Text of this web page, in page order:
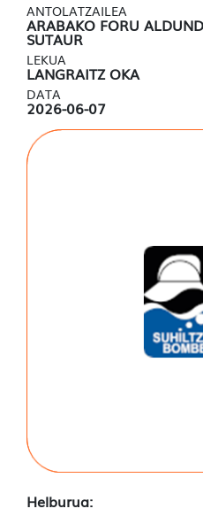
ANTOLATZAILEA
ARABAKO FORU
SUTAUR
LEKUA
LANGRAITZ OKA
DATA
2026-06-07
Helburua: